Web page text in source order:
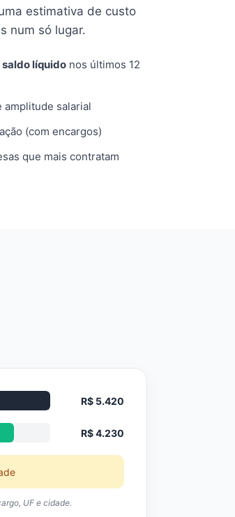
estimativa de custo
num só lugar.
saldo líquido nos últimos 12
amplitude salarial
(com encargos)
que mais contratam
R$ 5.420
R$ 4.230
UF e cidade.